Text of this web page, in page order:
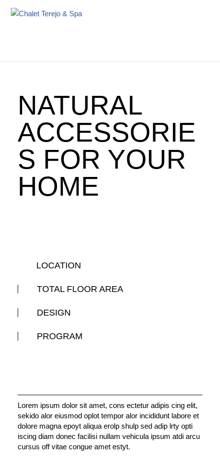
NATURAL
ACCESSORIE
S FOR YOUR
HOME
LOCATION
TOTAL FLOOR AREA
DESIGN
PROGRAM
Lorem ipsum dolor sit amet, cons ectetur adipis cing elit,
sekido alor eiusmod oplot tempor alor incididunt labore et
dolore magna epoyt aliqua erolp shulp sed adip lrty opti
iscing diam donec facilisi nullam vehicula ipsum atdi arcu
cursus off vitae congue amet estyt.